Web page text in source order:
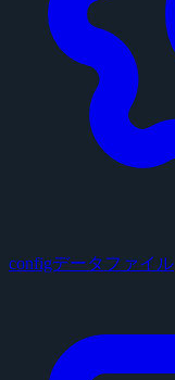
configデータファイル